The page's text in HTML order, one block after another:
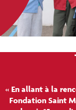
« En allant à la
Fondation Saint